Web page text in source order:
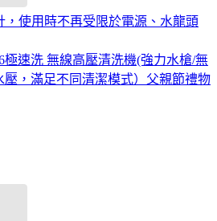
，使用時不再受限於電源、水龍頭
極速洗 無線高壓清洗機(強力水槍/無
壓，滿足不同清潔模式）父親節禮物